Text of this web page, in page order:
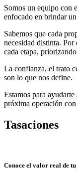
Somos un equipo con
enfocado en brindar
Sabemos que cada
necesidad distinta. Por
cada etapa,
La confianza, el trato
son lo que nos define.
Estamos para
próxima operación
Tasaciones
Conoce el valor real de